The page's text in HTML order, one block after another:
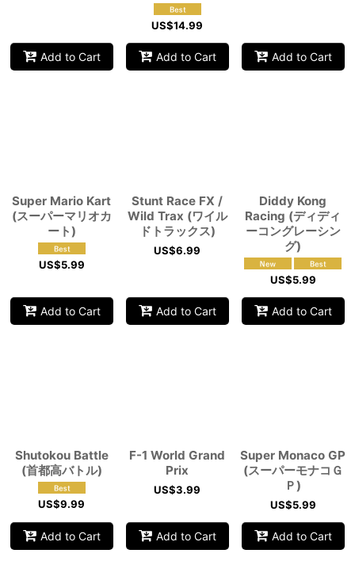
Add to Cart
US$14.99
Add to Cart Add to Cart
Super Mario Kart
(スーパーマリオカ
ート)
US$5.99
Add to Cart
Stunt Race FX /
Wild Trax (ワイル
ドトラックス)
US$6.99
Add to Cart
Diddy Kong
Racing (ディディ
ーコングレーシン
グ)
US$5.99
Add to Cart
Shutokou Battle
(首都高バトル)
US$9.99
Add to Cart
F-1 World Grand
Prix
US$3.99
Add to Cart
Super Monaco GP
(スーパーモナコＧ
Ｐ)
US$5.99
Add to Cart